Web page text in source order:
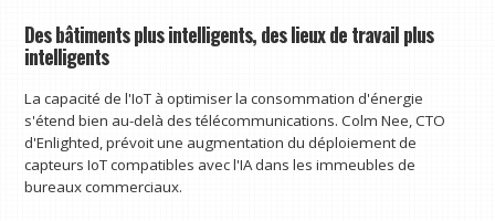
Des bâtiments plus intelligents, des lieux de travail plus
intelligents
La capacité de l'IoT à optimiser la consommation d'énergie
s'étend bien au-delà des télécommunications. Colm Nee, CTO
d'Enlighted, prévoit une augmentation du déploiement de
capteurs IoT compatibles avec l'IA dans les immeubles de
bureaux commerciaux.